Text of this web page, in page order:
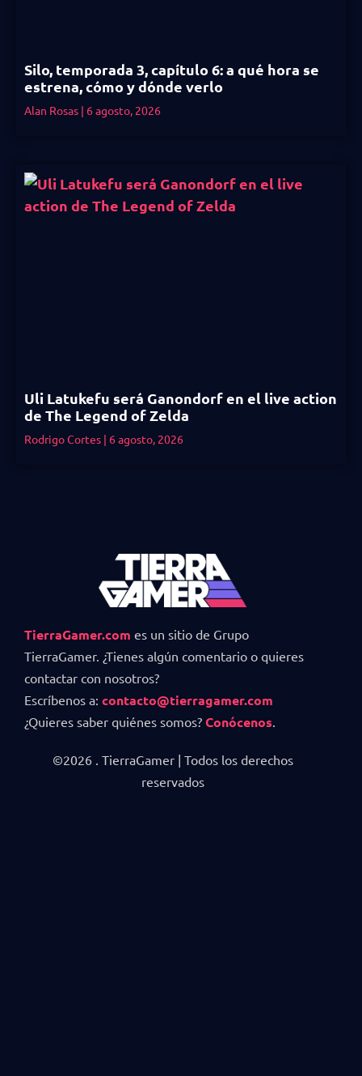
Silo, temporada 3, capítulo 6: a qué hora se
estrena, cómo y dónde verlo
Alan Rosas 6 agosto, 2026
Uli Latukefu será Ganondorf en el live action
de The Legend of Zelda
Rodrigo Cortes 6 agosto, 2026
TierraGamer.com es un sitio de Grupo
TierraGamer. ¿Tienes algún comentario o quieres
contactar con nosotros?
Escríbenos a: contacto@tierragamer.com
¿Quieres saber quiénes somos? Conócenos.
©2026 . TierraGamer | Todos los derechos
reservados